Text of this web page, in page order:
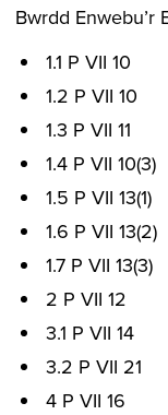
Bwrdd Enwebu’r
1.1 P VII 10
1.2 P VII 10
1.3 P VII 11
1.4 P VII 10(3)
1.5 P VII 13(1)
1.6 P VII 13(2)
1.7 P VII 13(3)
2 P VII 12
3.1 P VII 14
3.2 P VII 21
4 P VII 16